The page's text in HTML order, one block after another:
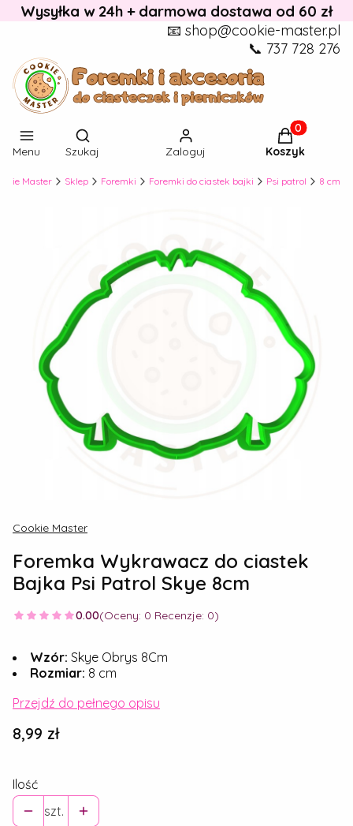
Wysyłka w 24h + darmowa dostawa od 60 zł
📧 shop@cookie-master.pl
📞 737 728 276
Menu
Otwórz wyszukiwarkę
Szukaj Zaloguj
Produkty w
Koszyk
Master Sklep Foremki Foremki do ciastek bajki Psi patrol 8 cm
Cookie Master
Foremka Wykrawacz do ciastek
Bajka Psi Patrol Skye 8cm
0.00(Oceny: 0 Recenzje: 0)
Wzór: Skye Obrys 8Cm
Rozmiar: 8 cm
Przejdź do pełnego opisu
Cena
8,99 zł
Ilość
szt.